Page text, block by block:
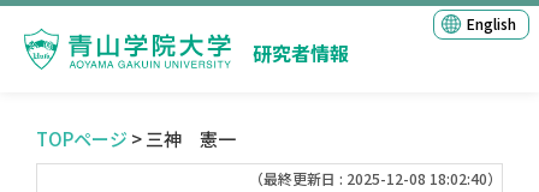
研究者情報
English
TOPページ > 三神 憲一
（最終更新日 : 2025-12-08 18:02:40）